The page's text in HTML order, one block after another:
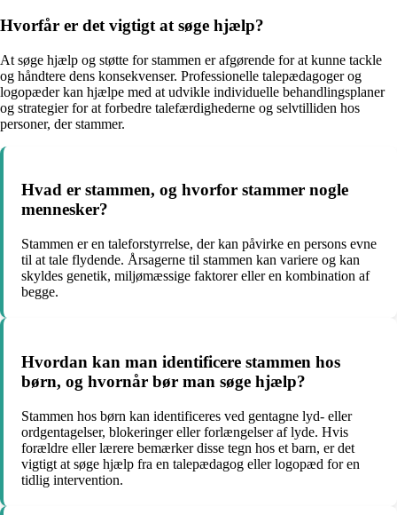
Hvorfår er det vigtigt at søge hjælp?
At søge hjælp og støtte for stammen er afgørende for at kunne tackle
og håndtere dens konsekvenser. Professionelle talepædagoger og
logopæder kan hjælpe med at udvikle individuelle behandlingsplaner
og strategier for at forbedre talefærdighederne og selvtilliden hos
personer, der stammer.
Hvad er stammen, og hvorfor stammer nogle
mennesker?
Stammen er en taleforstyrrelse, der kan påvirke en persons evne
til at tale flydende. Årsagerne til stammen kan variere og kan
skyldes genetik, miljømæssige faktorer eller en kombination af
begge.
Hvordan kan man identificere stammen hos
børn, og hvornår bør man søge hjælp?
Stammen hos børn kan identificeres ved gentagne lyd- eller
ordgentagelser, blokeringer eller forlængelser af lyde. Hvis
forældre eller lærere bemærker disse tegn hos et barn, er det
vigtigt at søge hjælp fra en talepædagog eller logopæd for en
tidlig intervention.